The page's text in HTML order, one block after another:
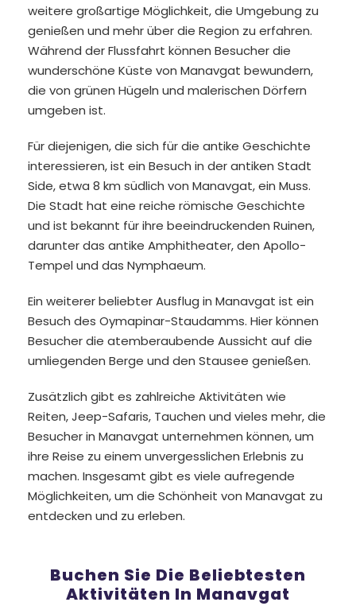
weitere großartige Möglichkeit, die Umgebung zu
genießen und mehr über die Region zu erfahren.
Während der Flussfahrt können Besucher die
wunderschöne Küste von Manavgat bewundern,
die von grünen Hügeln und malerischen Dörfern
umgeben ist.
Für diejenigen, die sich für die antike Geschichte
interessieren, ist ein Besuch in der antiken Stadt
Side, etwa 8 km südlich von Manavgat, ein Muss.
Die Stadt hat eine reiche römische Geschichte
und ist bekannt für ihre beeindruckenden Ruinen,
darunter das antike Amphitheater, den Apollo-
Tempel und das Nymphaeum.
Ein weiterer beliebter Ausflug in Manavgat ist ein
Besuch des Oymapinar-Staudamms. Hier können
Besucher die atemberaubende Aussicht auf die
umliegenden Berge und den Stausee genießen.
Zusätzlich gibt es zahlreiche Aktivitäten wie
Reiten, Jeep-Safaris, Tauchen und vieles mehr, die
Besucher in Manavgat unternehmen können, um
ihre Reise zu einem unvergesslichen Erlebnis zu
machen. Insgesamt gibt es viele aufregende
Möglichkeiten, um die Schönheit von Manavgat zu
entdecken und zu erleben.
Buchen Sie Die Beliebtesten
Aktivitäten In Manavgat